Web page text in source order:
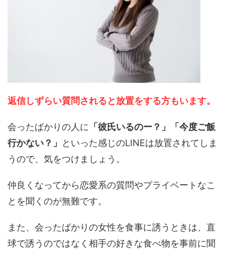
返信しずらい質問されると放置をする方もいます。
会ったばかりの人に 「彼氏いるのー？」「今度ご飯
行かない？」
といった感じのLINEは放置されてしま
うので、気をつけましょう。
仲良くなってから恋愛系の質問やプライベートなこ
とを聞くのが無難です。
また、会ったばかりの女性を食事に誘うときは、直
球で誘うのではなく相手の好きな食べ物を事前に聞